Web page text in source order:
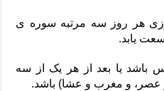
هر روز سه مرتبه سوره ی
یابد.
باشد یا بعد از هر یک از سه
عصر، و مغرب و عشا) باشد.